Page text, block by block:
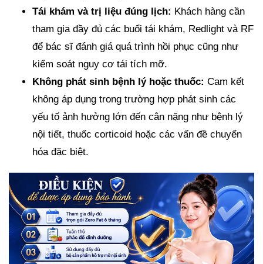
Tái khám và trị liệu đúng lịch: Khách hàng cần
tham gia đầy đủ các buổi tái khám, Redlight và RF
để bác sĩ đánh giá quá trình hồi phục cũng như
kiểm soát nguy cơ tái tích mỡ.
Không phát sinh bệnh lý hoặc thuốc: Cam kết
không áp dụng trong trường hợp phát sinh các
yếu tố ảnh hưởng lớn đến cân nặng như bệnh lý
nội tiết, thuốc corticoid hoặc các vấn đề chuyển
hóa đặc biệt.